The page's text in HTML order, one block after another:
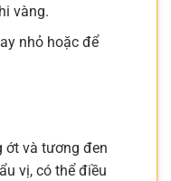
vàng.
nhỏ hoặc để
ớt và tương đen
vị, có thể điều